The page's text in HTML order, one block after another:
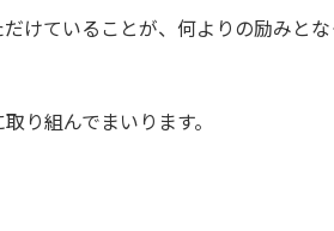
けていることが、何よりの励みとな
り組んでまいります。